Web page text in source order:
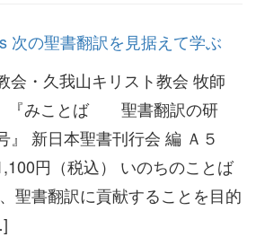
次の聖書翻訳を見据えて学ぶ
会・久我山キリスト教会 牧師
『みことば 聖書翻訳の研
新日本聖書刊行会 編 Ａ５
円（税込） いのちのことば
聖書翻訳に貢献することを目的